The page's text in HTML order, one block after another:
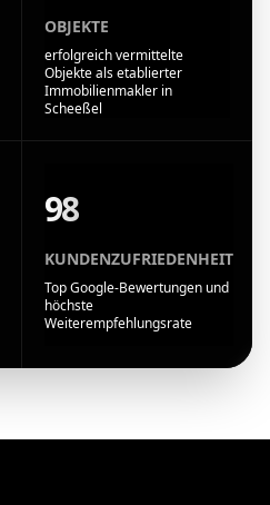
OBJEKTE
erfolgreich vermittelte
Objekte als etablierter
Immobilienmakler in
Scheeßel
98
KUNDENZUFRIEDENHEIT
Top Google-Bewertungen und
höchste
Weiterempfehlungsrate